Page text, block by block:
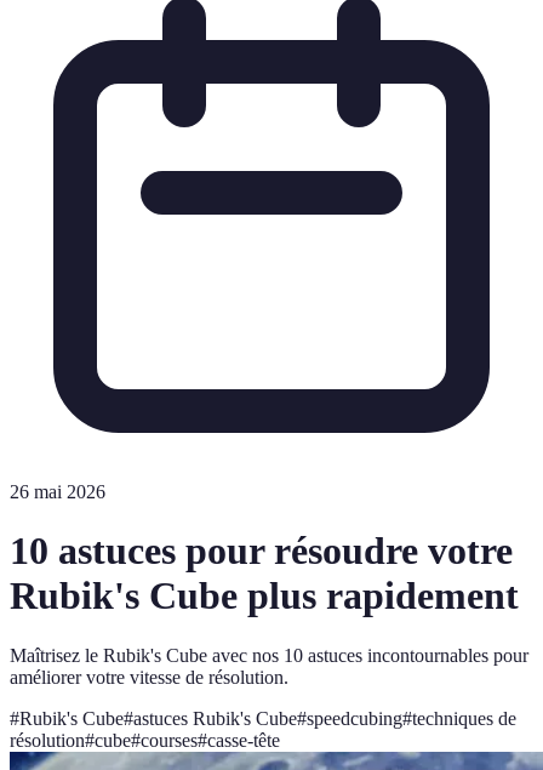
26 mai 2026
10 astuces pour résoudre votre
Rubik's Cube plus rapidement
Maîtrisez le Rubik's Cube avec nos 10 astuces incontournables pour
améliorer votre vitesse de résolution.
#Rubik's Cube#astuces Rubik's Cube#speedcubing#techniques de
résolution#cube#courses#casse-tête